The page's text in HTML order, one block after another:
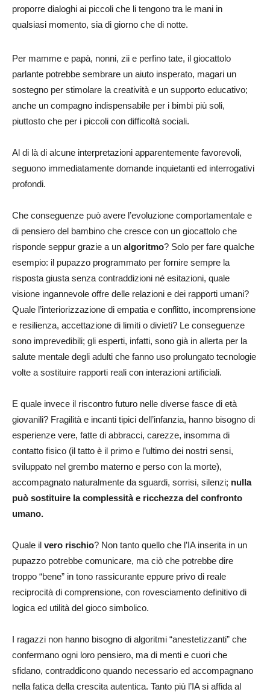
proporre dialoghi ai piccoli che li tengono tra le mani in
qualsiasi momento, sia di giorno che di notte.
Per mamme e papà, nonni, zii e perfino tate, il giocattolo
parlante potrebbe sembrare un aiuto insperato, magari un
sostegno per stimolare la creatività e un supporto educativo;
anche un compagno indispensabile per i bimbi più soli,
piuttosto che per i piccoli con difficoltà sociali.
Al di là di alcune interpretazioni apparentemente favorevoli,
seguono immediatamente domande inquietanti ed interrogativi
profondi.
Che conseguenze può avere l’evoluzione comportamentale e
di pensiero del bambino che cresce con un giocattolo che
risponde seppur grazie a un algoritmo? Solo per fare qualche
esempio: il pupazzo programmato per fornire sempre la
risposta giusta senza contraddizioni né esitazioni, quale
visione ingannevole offre delle relazioni e dei rapporti umani?
Quale l’interiorizzazione di empatia e conflitto, incomprensione
e resilienza, accettazione di limiti o divieti? Le conseguenze
sono imprevedibili; gli esperti, infatti, sono già in allerta per la
salute mentale degli adulti che fanno uso prolungato tecnologie
volte a sostituire rapporti reali con interazioni artificiali.
E quale invece il riscontro futuro nelle diverse fasce di età
giovanili? Fragilità e incanti tipici dell’infanzia, hanno bisogno di
esperienze vere, fatte di abbracci, carezze, insomma di
contatto fisico (il tatto è il primo e l’ultimo dei nostri sensi,
sviluppato nel grembo materno e perso con la morte),
accompagnato naturalmente da sguardi, sorrisi, silenzi; nulla
può sostituire la complessità e ricchezza del confronto
umano.
Quale il vero rischio? Non tanto quello che l’IA inserita in un
pupazzo potrebbe comunicare, ma ciò che potrebbe dire
troppo “bene” in tono rassicurante eppure privo di reale
reciprocità di comprensione, con rovesciamento definitivo di
logica ed utilità del gioco simbolico.
I ragazzi non hanno bisogno di algoritmi “anestetizzanti” che
confermano ogni loro pensiero, ma di menti e cuori che
sfidano, contraddicono quando necessario ed accompagnano
nella fatica della crescita autentica. Tanto più l’IA si affida al